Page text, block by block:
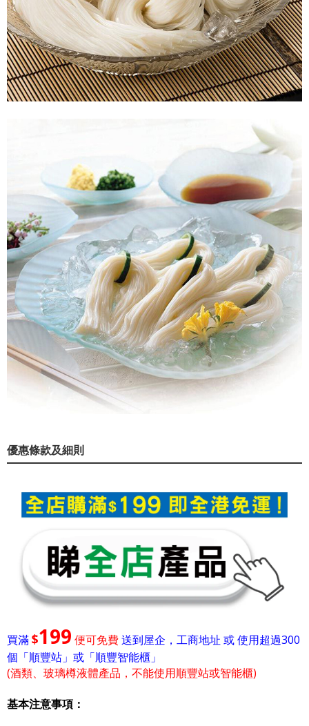
優惠條款及細則
買滿$199 便可免費送到屋企，工商地址 或 使用超過300
個「順豐站」或「順豐智能櫃」
(酒類、玻璃樽液體產品，不能使用順豐站或智能櫃)
基本注意事項：